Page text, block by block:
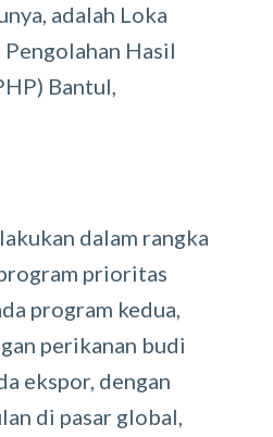
adalah Loka
Hasil
Bantul,
dalam rangka
prioritas
program kedua,
perikanan budi
ekspor, dengan
di pasar global,